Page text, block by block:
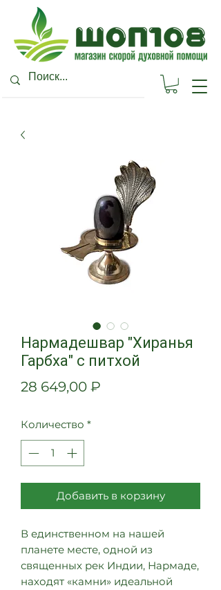
Нармадешвар "Хиранья
Гарбха" с питхой
28 649,00 ₽
Количество *
Добавить в корзину
В единственном на нашей
планете месте, одной из
священных рек Индии, Нармаде,
находят «камни» идеальной